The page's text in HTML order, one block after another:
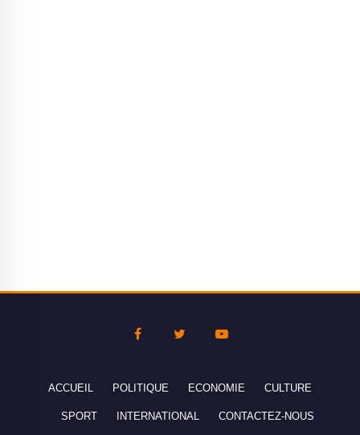
ACCUEIL POLITIQUE ECONOMIE CULTURE
SPORT INTERNATIONAL CONTACTEZ-NOUS